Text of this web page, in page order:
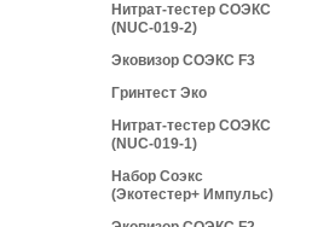
Нитрат-тестер СОЭКС
(NUC-019-2)
Эковизор СОЭКС F3
Гринтест Эко
Нитрат-тестер СОЭКС
(NUC-019-1)
Набор Соэкс
(Экотестер+ Импульс)